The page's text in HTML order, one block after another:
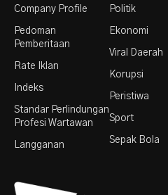
Company Profile
Pedoman
Pemberitaan
Rate Iklan
Indeks
Standar Perlindungan
Profesi Wartawan
Langganan
Politik
Ekonomi
Viral Daerah
Korupsi
Peristiwa
Sport
Sepak Bola